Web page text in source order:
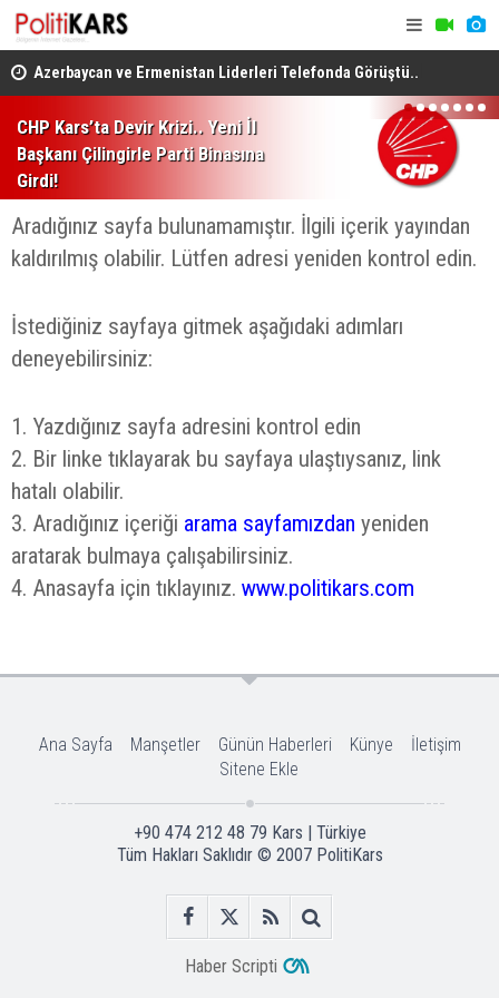
Azerbaycan ve Ermenistan Liderleri Telefonda Görüştü..
Ağır Yaralı
CHP Kars’ta Devir Krizi.. Yeni İl
Başkanı Çilingirle Parti Binasına
Girdi!
1 2 3 4 5 6 7
Aradığınız sayfa bulunamamıştır. İlgili içerik yayından
kaldırılmış olabilir. Lütfen adresi yeniden kontrol edin.
İstediğiniz sayfaya gitmek aşağıdaki adımları
deneyebilirsiniz:
1. Yazdığınız sayfa adresini kontrol edin
2. Bir linke tıklayarak bu sayfaya ulaştıysanız, link
hatalı olabilir.
3. Aradığınız içeriği arama sayfamızdan yeniden
aratarak bulmaya çalışabilirsiniz.
4. Anasayfa için tıklayınız. www.politikars.com
Ana Sayfa Manşetler Günün Haberleri Künye
İletişim
Sitene Ekle
+90 474 212 48 79 Kars | Türkiye
Tüm Hakları Saklıdır © 2007 PolitiKars
Haber Scripti